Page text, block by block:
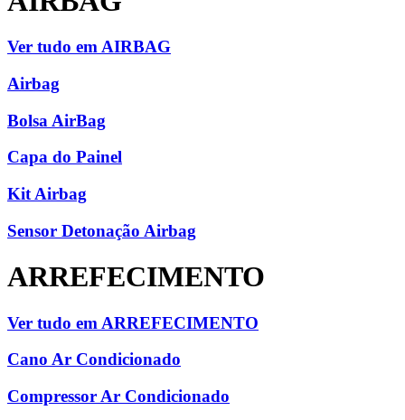
Ver tudo em AIRBAG
Airbag
Bolsa AirBag
Capa do Painel
Kit Airbag
Sensor Detonação Airbag
ARREFECIMENTO
Ver tudo em ARREFECIMENTO
Cano Ar Condicionado
Compressor Ar Condicionado